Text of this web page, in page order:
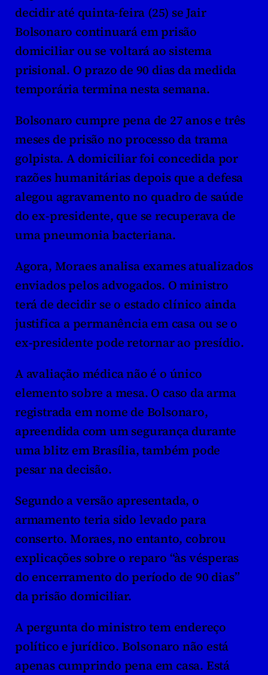
decidir até quinta-feira (25) se Jair
Bolsonaro continuará em prisão
domiciliar ou se voltará ao sistema
prisional. O prazo de 90 dias da medida
temporária termina nesta semana.
Bolsonaro cumpre pena de 27 anos e três
meses de prisão no processo da trama
golpista. A domiciliar foi concedida por
razões humanitárias depois que a defesa
alegou agravamento no quadro de saúde
do ex-presidente, que se recuperava de
uma pneumonia bacteriana.
Agora, Moraes analisa exames atualizados
enviados pelos advogados. O ministro
terá de decidir se o estado clínico ainda
justifica a permanência em casa ou se o
ex-presidente pode retornar ao presídio.
A avaliação médica não é o único
elemento sobre a mesa. O caso da arma
registrada em nome de Bolsonaro,
apreendida com um segurança durante
uma blitz em Brasília, também pode
pesar na decisão.
Segundo a versão apresentada, o
armamento teria sido levado para
conserto. Moraes, no entanto, cobrou
explicações sobre o reparo “às vésperas
do encerramento do período de 90 dias”
da prisão domiciliar.
A pergunta do ministro tem endereço
político e jurídico. Bolsonaro não está
apenas cumprindo pena em casa. Está